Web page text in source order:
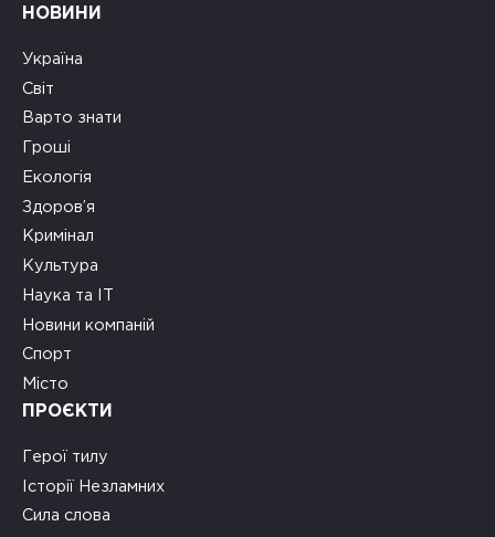
НОВИНИ
Україна
Світ
Варто знати
Гроші
Екологія
Здоров’я
Кримінал
Культура
Наука та ІТ
Новини компаній
Спорт
Місто
ПРОЄКТИ
Герої тилу
Історії Незламних
Сила слова